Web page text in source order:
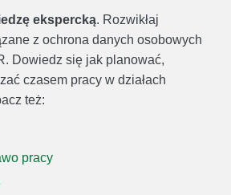
ekspercką. Rozwikłaj
z ochrona danych osobowych
Dowiedz się jak planować,
czasem pracy w działach
też:
pracy